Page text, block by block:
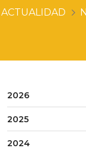
ACTUALIDAD
2026
2025
2024